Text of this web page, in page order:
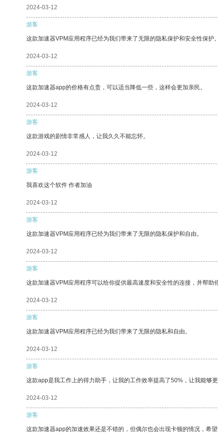
2024-03-12
游客
这款加速器VPM应用程序已经为我们带来了无限的隐私保护和安全性保护
2024-03-12
游客
这款加速器app的价格有点贵，可以适当降低一些，这样会更加亲民。
2024-03-12
游客
这款游戏的剧情非常感人，让我久久不能忘怀。
2024-03-12
游客
我喜欢这个软件 作者加油
2024-03-12
游客
这款加速器VPM应用程序已经为我们带来了无限的隐私保护和自由。
2024-03-12
游客
这款加速器VPM应用程序可以给你提供最高速度和安全性的连接，并帮助
2024-03-12
游客
这款加速器VPM应用程序已经为我们带来了无限的隐私和自由。
2024-03-12
游客
这款app是我工作上的得力助手，让我的工作效率提高了50%，让我能够
2024-03-12
游客
这款加速器app的加速效果还是不错的，但偶尔也会出现卡顿的情况，希